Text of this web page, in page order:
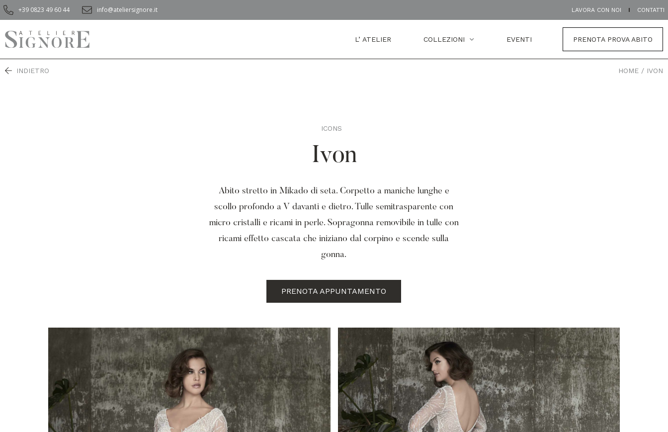
+39 0823 49 60 44 info@ateliersignore.it LAVORA CON NOI CONTATTI
L’ ATELIER COLLEZIONI EVENTI PRENOTA PROVA ABITO
INDIETRO HOME / IVON
ICONS
Ivon
Abito stretto in Mikado di seta. Corpetto a maniche lunghe e
scollo profondo a V davanti e dietro. Tulle semitrasparente con
micro cristalli e ricami in perle. Sopragonna removibile in tulle con
ricami effetto cascata che iniziano dal corpino e scende sulla
gonna.
PRENOTA APPUNTAMENTO